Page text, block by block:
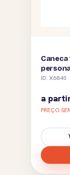
ID: X6840
a
PREÇO